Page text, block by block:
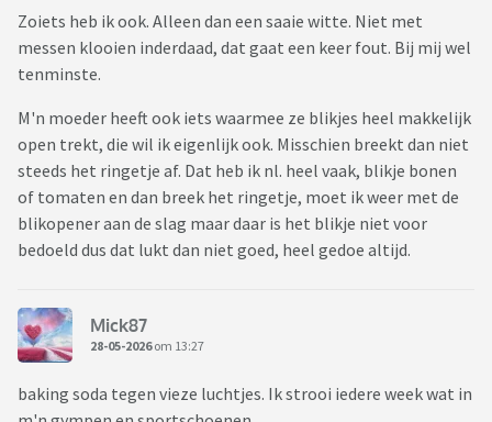
Zoiets heb ik ook. Alleen dan een saaie witte. Niet met
messen klooien inderdaad, dat gaat een keer fout. Bij mij wel
tenminste.
M'n moeder heeft ook iets waarmee ze blikjes heel makkelijk
open trekt, die wil ik eigenlijk ook. Misschien breekt dan niet
steeds het ringetje af. Dat heb ik nl. heel vaak, blikje bonen
of tomaten en dan breek het ringetje, moet ik weer met de
blikopener aan de slag maar daar is het blikje niet voor
bedoeld dus dat lukt dan niet goed, heel gedoe altijd.
Mick87
28-05-2026om 13:27
baking soda tegen vieze luchtjes. Ik strooi iedere week wat in